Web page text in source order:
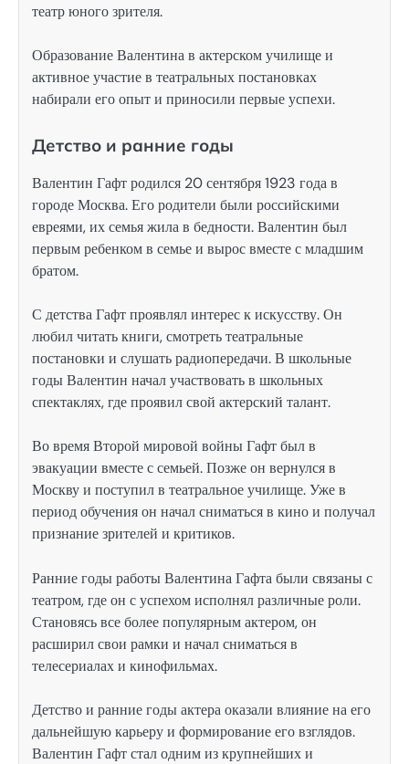
театр юного зрителя.
Образование Валентина в актерском училище и
активное участие в театральных постановках
набирали его опыт и приносили первые успехи.
Детство и ранние годы
Валентин Гафт родился 20 сентября 1923 года в
городе Москва. Его родители были российскими
евреями, их семья жила в бедности. Валентин был
первым ребенком в семье и вырос вместе с младшим
братом.
С детства Гафт проявлял интерес к искусству. Он
любил читать книги, смотреть театральные
постановки и слушать радиопередачи. В школьные
годы Валентин начал участвовать в школьных
спектаклях, где проявил свой актерский талант.
Во время Второй мировой войны Гафт был в
эвакуации вместе с семьей. Позже он вернулся в
Москву и поступил в театральное училище. Уже в
период обучения он начал сниматься в кино и получал
признание зрителей и критиков.
Ранние годы работы Валентина Гафта были связаны с
театром, где он с успехом исполнял различные роли.
Становясь все более популярным актером, он
расширил свои рамки и начал сниматься в
телесериалах и кинофильмах.
Детство и ранние годы актера оказали влияние на его
дальнейшую карьеру и формирование его взглядов.
Валентин Гафт стал одним из крупнейших и